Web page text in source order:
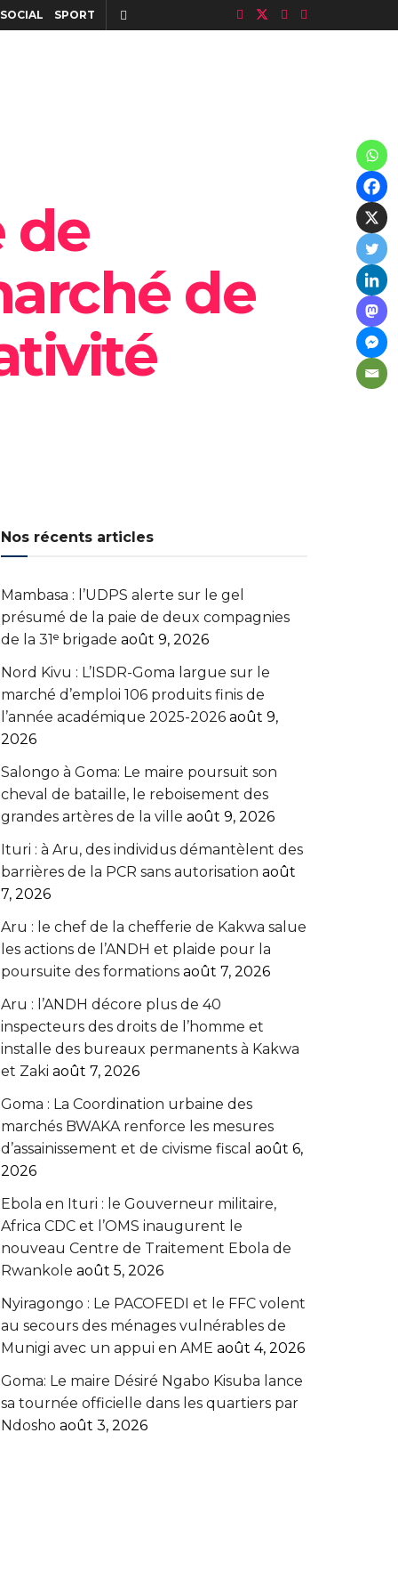
SOCIAL SPORT
de
de
Nos récents articles
Mambasa : l’UDPS alerte sur le gel
présumé de la paie de deux compagnies
de la 31ᵉ brigade août 9, 2026
Nord Kivu : L’ISDR-Goma largue sur le
marché d’emploi 106 produits finis de
l’année académique 2025-2026 août 9,
2026
Salongo à Goma: Le maire poursuit son
cheval de bataille, le reboisement des
grandes artères de la ville août 9, 2026
Ituri : à Aru, des individus démantèlent des
barrières de la PCR sans autorisation août
7, 2026
Aru : le chef de la chefferie de Kakwa salue
les actions de l’ANDH et plaide pour la
poursuite des formations août 7, 2026
Aru : l’ANDH décore plus de 40
inspecteurs des droits de l’homme et
installe des bureaux permanents à Kakwa
et Zaki août 7, 2026
Goma : La Coordination urbaine des
marchés BWAKA renforce les mesures
d’assainissement et de civisme fiscal août 6,
2026
Ebola en Ituri : le Gouverneur militaire,
Africa CDC et l’OMS inaugurent le
nouveau Centre de Traitement Ebola de
Rwankole août 5, 2026
‎Nyiragongo : Le PACOFEDI et le FFC volent
au secours des ménages vulnérables de
Munigi avec un appui en AME‎‎ août 4, 2026
Goma: Le maire Désiré Ngabo Kisuba lance
sa tournée officielle dans les quartiers par
Ndosho août 3, 2026